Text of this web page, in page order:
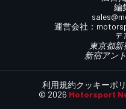
編
運営会社：
〒
東京都新
新宿アン
© 2026 Motorsport
利用規約クッキーポ